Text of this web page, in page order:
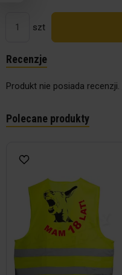
szt
Recenzje
Produkt nie posiada recenzji.
Polecane produkty